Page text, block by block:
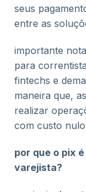
seus
entre as
importante
para
fintechs e
maneira que,
realizar
com custo
por que o pix
varejista?